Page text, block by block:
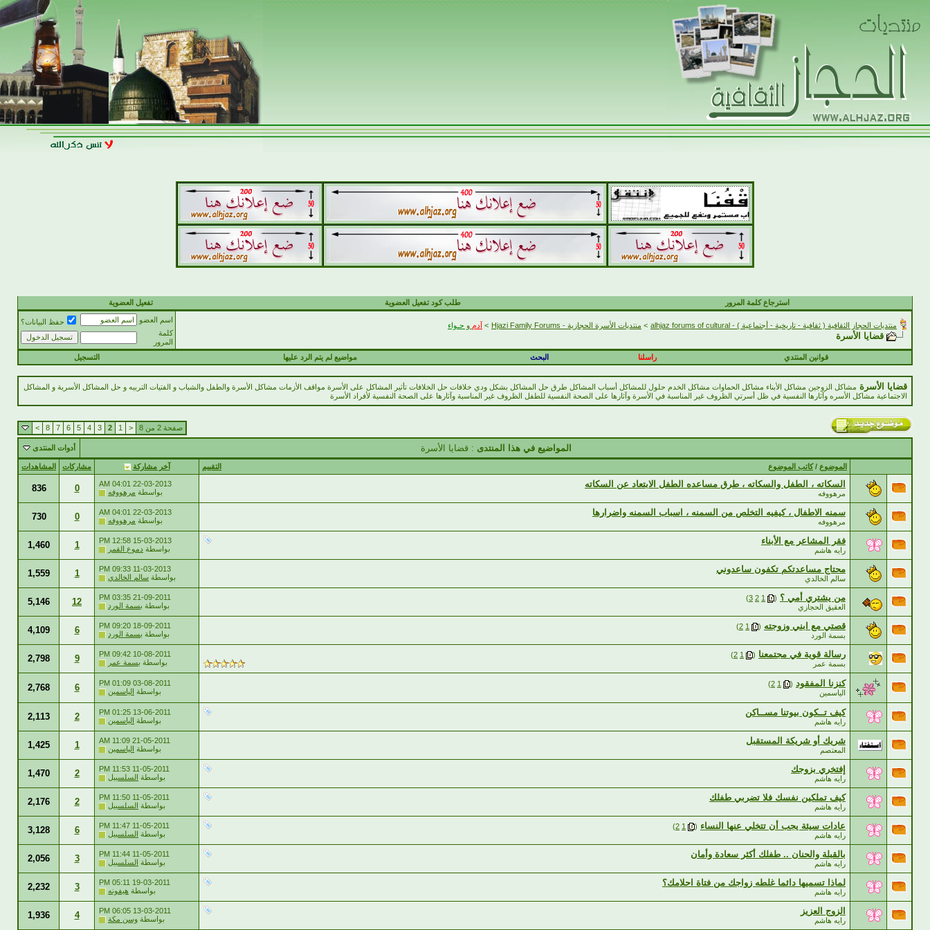
استرجاع كلمة المرور طلب كود تفعيل العضوية تفعيل العضوية
منتديات الحجاز الثقافية ( ثقافية - تاريخية - أجتماعية ) - alhjaz forums of cultural > منتديات الأسرة الحجازية - Hjazi Family Forums > آدم و حـواء
قضايا الأسرة
اسم العضو
حفظ البيانات؟
كلمة
المرور
قوانين المنتدي
راسلنا البحث مواضيع لم يتم الرد عليها التسجيل
قضايا الأسرة مشاكل الزوجين مشاكل الأبناء مشاكل الحماوات مشاكل الخدم حلول للمشاكل أسباب المشاكل طرق حل المشاكل بشكل ودي خلافات حل الخلافات تأثير المشاكل على الأسرة مواقف الأزمات مشاكل الأسرة والطفل والشباب و الفتيات التربيه و حل المشاكل الأسرية و المشاكل
الاجتماعية مشاكل الأسره وآثارها النفسية في ظل أسرتي الظروف غير المناسبة في الأسرة وآثارها على الصحة النفسية للطفل الظروف غير المناسبة وآثارها على الصحة النفسية لأفراد الأسرة
صفحة 2 من 8 <
1
2
3
4
5
6
7
8
>
المواضيع في هذا المنتدى : قضايا الأسرة أدوات المنتدى
التقييم الموضوع /كاتب الموضوع آخر مشاركة مشاركات المشاهدات
السكاته ، الطفل والسكاته ، طرق مساعده الطفل الابتعاد عن السكاته
مرهووفه
22-03-2013
04:01 AM
بواسطة مرهووفه 0
836
سمنه الاطفال ، كيفيه التخلص من السمنه ، اسباب السمنه واضرارها
مرهووفه
22-03-2013
04:01 AM
بواسطة مرهووفه 0
730
فقر المشاعر مع الأبناء
رايه هاشم
15-03-2013
12:58 PM
بواسطة دموع القمر 1
1,460
محتاج مساعدتكم تكفون ساعدوني
سالم الخالدي
11-03-2013
09:33 PM
بواسطة سالم الخالدي 1
1,559
من يشتري أمي ؟ (
1
2
3
)
العقيق الحجازي
21-09-2011
03:35 PM
بواسطة بسمة الورد 12
5,146
قصتي مع ابني وزوجته (
1
2
)
بسمة الورد
18-09-2011
09:20 PM
بواسطة بسمة الورد 6
4,109
رسالة قوية في مجتمعنا (
1
2
)
بسمة عمر
10-08-2011
09:42 PM
بواسطة بسمة عمر 9
2,798
كنزنا المفقود (
1
2
)
الياسمين
03-08-2011
01:09 PM
بواسطة الياسمين 6
2,768
كيف تــكون بيوتنا مســاكن
رايه هاشم
13-06-2011
01:25 PM
بواسطة الياسمين 2
2,113
شريك أو شريكة المستقبل
المعتصم
21-05-2011
11:09 AM
بواسطة الياسمين 1
1,425
إفتخري بزوجك
رايه هاشم
11-05-2011
11:53 PM
بواسطة السلسبيل 2
1,470
كيف تملكين نفسك فلا تضربي طفلك
رايه هاشم
11-05-2011
11:50 PM
بواسطة السلسبيل 2
2,176
عادات سيئة يجب أن تتخلي عنها النساء (
1
2
)
رايه هاشم
11-05-2011
11:47 PM
بواسطة السلسبيل 6
3,128
بالقبلة والحنان .. طفلك أكثر سعادة وأمان
رايه هاشم
11-05-2011
11:44 PM
بواسطة السلسبيل 3
2,056
لماذا تسميها دائما غلطه زواجك من فتاة احلامك؟
رايه هاشم
19-03-2011
05:11 PM
بواسطة هيفونه 3
2,232
الزوج العزيز
رايه هاشم
13-03-2011
06:05 PM
بواسطة وسن مكة 4
1,936